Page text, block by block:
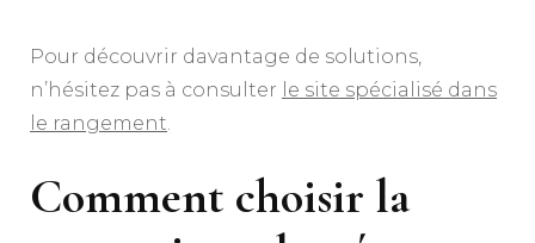
Pour découvrir davantage de solutions,
n’hésitez pas à consulter le site spécialisé dans
le rangement.
Comment choisir la